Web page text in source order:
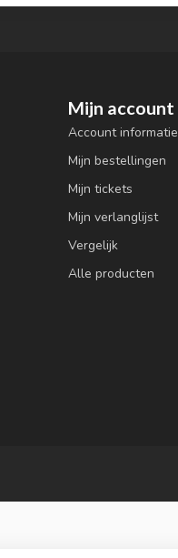
Mijn account
Account informatie
Mijn bestellingen
Mijn tickets
Mijn verlanglijst
Vergelijk
Alle producten